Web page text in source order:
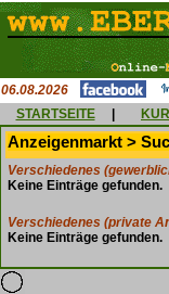
06.08.2026
STARTSEITE
Anzeigenmarkt >
Verschiedenes
Keine Einträge gefunden.
Verschiedenes (private
Keine Einträge gefunden.